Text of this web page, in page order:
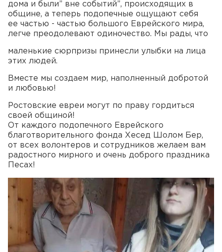
дома и были” вне событий”, происходящих в
общине, а теперь подопечные ощущают себя
ее частью - частью большого Еврейского мира,
легче преодолевают одиночество. Мы рады, что
маленькие сюрпризы принесли улыбки на лица
этих людей.
Вместе мы создаем мир, наполненный добротой
и любовью!
Ростовские евреи могут по праву гордиться
своей общиной!
От каждого подопечного Еврейского
благотворительного фонда Хесед Шолом Бер,
от всех волонтеров и сотрудников желаем вам
радостного мирного и очень доброго праздника
Песах!